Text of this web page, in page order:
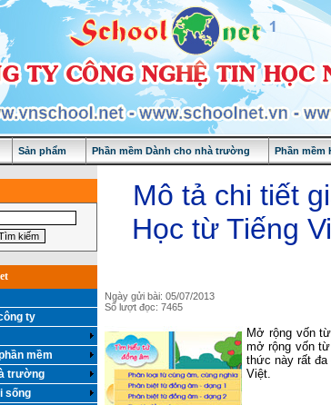
Sản phẩm Phần mềm Dành cho nhà trường Phần mềm
ty
mềm
trường
sống
Mô tả chi tiết
Học từ Tiếng
Ngày gửi bài: 05/07/2013
Số lượt đọc: 7465
Mở rộng vốn
mở rộng vốn
thức này rất đa
Việt.